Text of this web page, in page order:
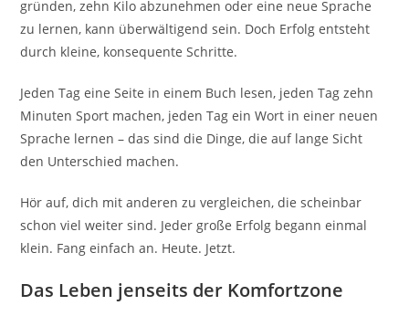
gründen, zehn Kilo abzunehmen oder eine neue Sprache
zu lernen, kann überwältigend sein. Doch Erfolg entsteht
durch kleine, konsequente Schritte.
Jeden Tag eine Seite in einem Buch lesen, jeden Tag zehn
Minuten Sport machen, jeden Tag ein Wort in einer neuen
Sprache lernen – das sind die Dinge, die auf lange Sicht
den Unterschied machen.
Hör auf, dich mit anderen zu vergleichen, die scheinbar
schon viel weiter sind. Jeder große Erfolg begann einmal
klein. Fang einfach an. Heute. Jetzt.
Das Leben jenseits der Komfortzone